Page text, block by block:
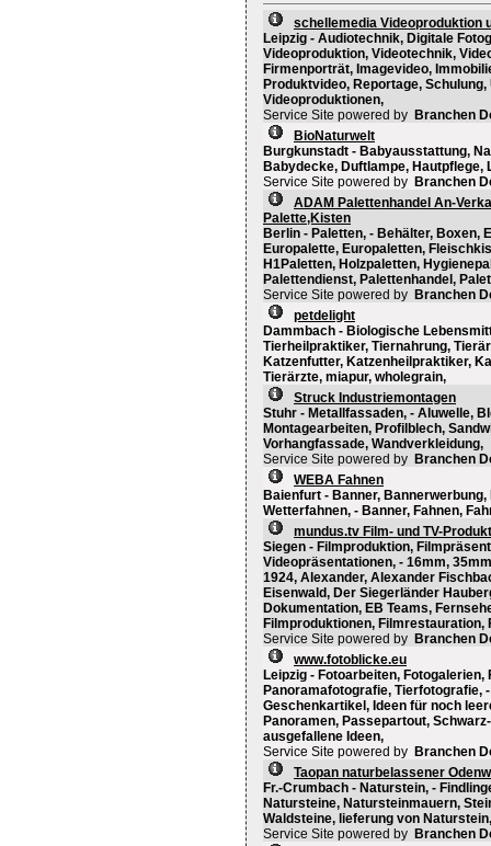
schellemedia Videoproduktion
Leipzig - Audiotechnik, Digitale
Videoproduktion, Videotechnik,
Firmenporträt, Imagevideo,
Produktvideo, Reportage,
Videoproduktionen,
Service Site powered by Branchen
BioNaturwelt
Burgkunstadt - Babyausstattung,
Babydecke, Duftlampe,
Service Site powered by Branchen
ADAM Palettenhandel An-
Palette,Kisten
Berlin - Paletten, - Behälter, Boxen,
Europalette, Europaletten,
H1Paletten, Holzpaletten,
Palettendienst, Palettenhandel,
Service Site powered by Branchen
petdelight
Dammbach - Biologische
Tierheilpraktiker, Tiernahrung,
Katzenfutter, Katzenheilpraktiker,
Tierärzte, miapur, wholegrain,
Struck Industriemontagen
Stuhr - Metallfassaden, - Aluwelle,
Montagearbeiten, Profilblech,
Vorhangfassade, Wandverkleidung,
Service Site powered by Branchen
WEBA Fahnen
Baienfurt - Banner,
Wetterfahnen, - Banner, Fahnen,
mundus.tv Film- und TV-
Siegen - Filmproduktion,
Videopräsentationen, - 16mm,
1924, Alexander, Alexander
Eisenwald, Der Siegerländer
Dokumentation, EB Teams,
Filmproduktionen, Filmrestauration,
Service Site powered by Branchen
www.fotoblicke.eu
Leipzig - Fotoarbeiten,
Panoramafotografie, Tierfotografie,
Geschenkartikel, Ideen für noch
Panoramen, Passepartout,
ausgefallene Ideen,
Service Site powered by Branchen
Taopan naturbelassener
Fr.-Crumbach - Naturstein, -
Natursteine, Natursteinmauern,
Waldsteine, lieferung von Naturstein,
Service Site powered by Branchen